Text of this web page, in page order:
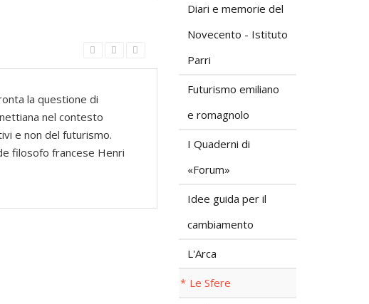
la questione di
nel contesto
e non del futurismo.
filosofo francese Henri
Diari e memorie del
Novecento - Istituto
Parri
Futurismo emiliano
e romagnolo
I Quaderni di
«Forum»
Idee guida per il
cambiamento
L'Arca
Le Sfere